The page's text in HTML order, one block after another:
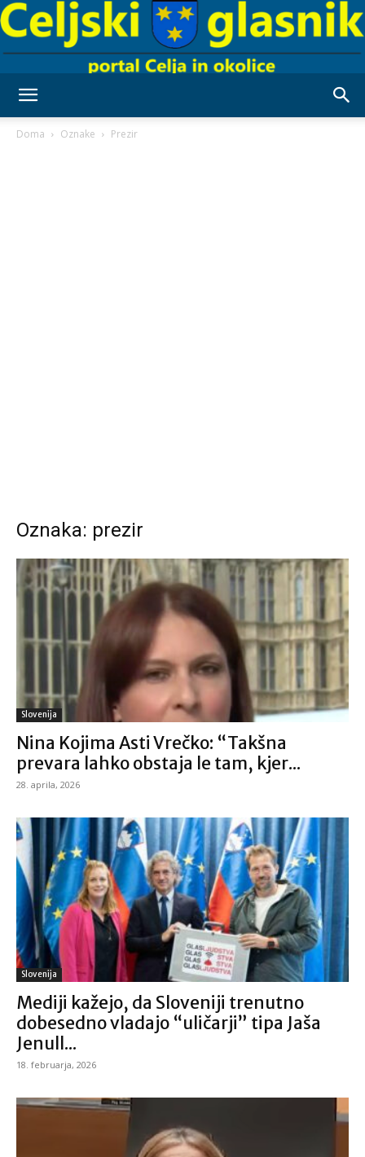
Doma Oznake Prezir
Oznaka: prezir
Slovenija
Nina Kojima Asti Vrečko: “Takšna
prevara lahko obstaja le tam, kjer...
28. aprila, 2026
Slovenija
Mediji kažejo, da Sloveniji trenutno
dobesedno vladajo “uličarji” tipa Jaša
Jenull...
18. februarja, 2026